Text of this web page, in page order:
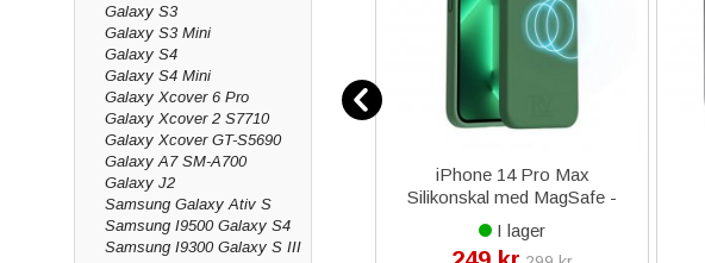
Galaxy S3
Galaxy S3 Mini
Galaxy S4
Galaxy S4 Mini
Galaxy Xcover 6 Pro
Galaxy Xcover 2 S7710
Galaxy Xcover GT-S5690
Galaxy A7 SM-A700
Galaxy J2
Samsung Galaxy Ativ S
Samsung I9500 Galaxy S4
Samsung I9300 Galaxy S III
iPhone 4 Bakre Kamera
Original
I lager
iPhone 14 Pro Max
Silikonskal med MagSafe -
Grön
I lager